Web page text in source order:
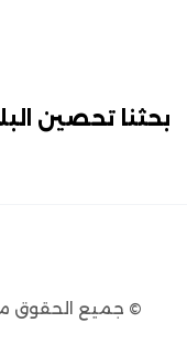
بحثنا تحصين
© جميع الحقوق